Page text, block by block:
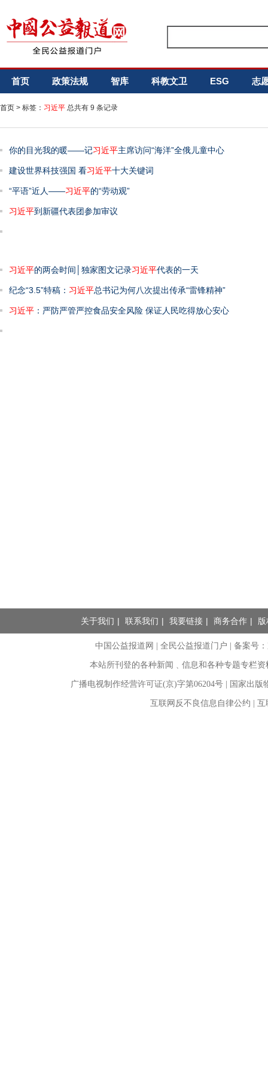
首页 政策法规 智库 科教文卫 ESG 志
首页 > 标签： 习近平 总共有 9 条记录
你的目光我的暖——记习近平主席访问“海洋”全俄儿童中心
建设世界科技强国 看习近平十大关键词
“平语”近人——习近平的“劳动观”
习近平到新疆代表团参加审议
习近平的两会时间│独家图文记录习近平代表的一天
纪念“3.5”特稿： 习近平总书记为何八次提出传承“雷锋精神”
习近平 ：严防严管严控食品安全风险 保证人民吃得放心安心
关于我们 | 联系我们 | 我要链接 | 商务合作 |
中国公益报道网 | 全民公益报道门户 |备案号
本站所刊登的各种新闻﹑信息和各种专题专栏
广播电视制作经营许可证(京)字第06204号 | 国家出
互联网反不良信息自律公约 |